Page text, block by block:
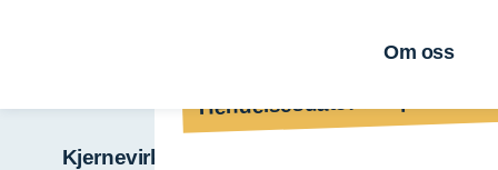
Om oss
Kjernevirksomhet
Hendelsesdato: 3 september